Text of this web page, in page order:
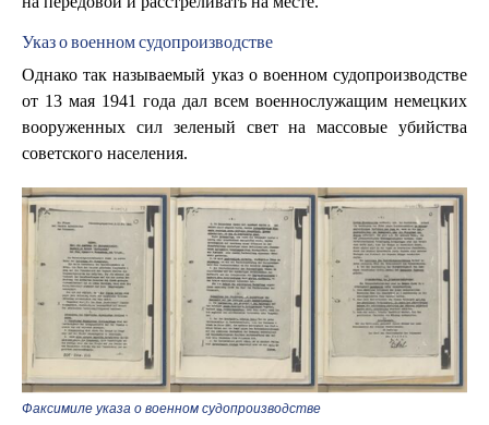
Указ о военном судопроизводстве
Однако так называемый указ о военном судопроизводстве
от 13 мая 1941 года дал всем военнослужащим немецких
вооруженных сил зеленый свет на массовые убийства
советского населения.
Факсимиле указа о военном судопроизводстве